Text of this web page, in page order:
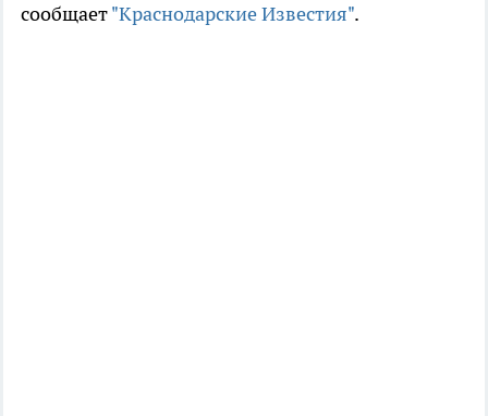
сообщает"Краснодарские Известия".